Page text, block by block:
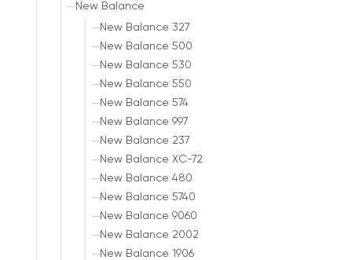
New Balance
New Balance 327
New Balance 500
New Balance 530
New Balance 550
New Balance 574
New Balance 997
New Balance 237
New Balance XC-72
New Balance 480
New Balance 5740
New Balance 9060
New Balance 2002
New Balance 1906